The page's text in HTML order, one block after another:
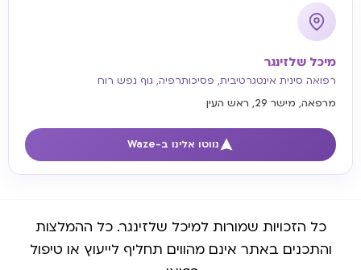
מיכל שלזינגר
רפואה סינית אינטגרטיבית, פסיכותרפיה, גוף נפש רוח
מרפאה, מישר 29, ראש העין
נווטו אלינו ב-Waze
כל הזכויות שמורות למיכל שלזינגר. כל ההמלצות
והתכנים באתר אינם מהווים תחליף לייעוץ או טיפול